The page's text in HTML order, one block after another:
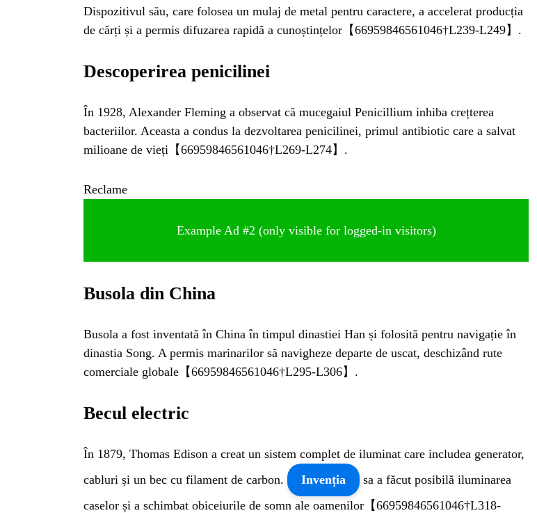
Dispozitivul său, care folosea un mulaj de metal pentru caractere, a accelerat producția
de cărți și a permis difuzarea rapidă a cunoștințelor【66959846561046†L239-L249】.
Descoperirea penicilinei
În 1928, Alexander Fleming a observat că mucegaiul Penicillium inhiba crețterea
bacteriilor. Aceasta a condus la dezvoltarea penicilinei, primul antibiotic care a salvat
milioane de vieți【66959846561046†L269-L274】.
Reclame
Example Ad #2 (only visible for logged-in visitors)
Busola din China
Busola a fost inventată în China în timpul dinastiei Han și folosită pentru navigație în
dinastia Song. A permis marinarilor să navigheze departe de uscat, deschizând rute
comerciale globale【66959846561046†L295-L306】.
Becul electric
În 1879, Thomas Edison a creat un sistem complet de iluminat care includea generator,
cabluri și un bec cu filament de carbon.
Invenția
sa a făcut posibilă iluminarea
caselor și a schimbat obiceiurile de somn ale oamenilor【66959846561046†L318-